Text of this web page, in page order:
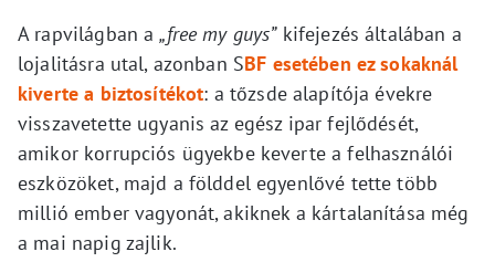
A rapvilágban a„free my guys”kifejezés általában a
lojalitásra utal, azonban SBF esetében ez sokaknál
kiverte a biztosítékot: a tőzsde alapítója évekre
visszavetette ugyanis az egész ipar fejlődését,
amikor korrupciós ügyekbe keverte a felhasználói
eszközöket, majd a földdel egyenlővé tette több
millió ember vagyonát, akiknek a kártalanítása még
a mai napig zajlik.